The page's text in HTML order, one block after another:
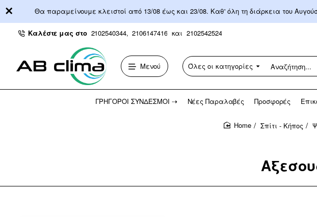
Θα παραμείνουμε κλειστοί από 13/08 έως και 23/08. Καθ' όλη τη διάρκεια του
Καλέστε μας στο 2102540344, 2106147416 και 2102542524
Μενού Όλες οι κατηγορίες
Αναζήτηση...
ΓΡΉΓΟΡΟΙ ΣΎΝΔΕΣΜΟΙ ⇢ Νέες Παραλαβές Προσφορές
Σπίτι - Κήπος